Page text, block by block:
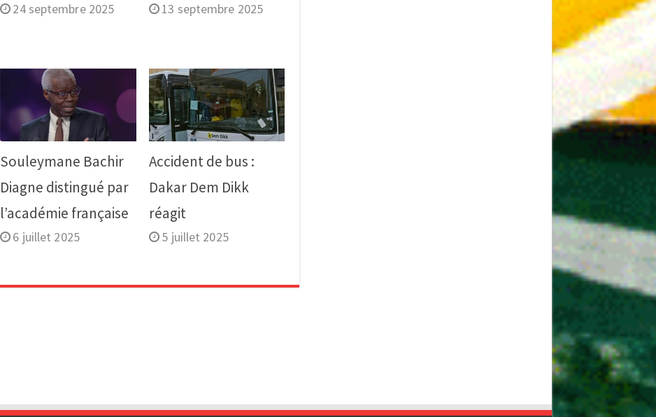
24 septembre 2025 13 septembre 2025
Souleymane Bachir
Diagne distingué par
l’académie française
6 juillet 2025
Accident de bus :
Dakar Dem Dikk
réagit
5 juillet 2025